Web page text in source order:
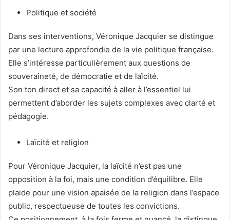
Politique et société
Dans ses interventions, Véronique Jacquier se distingue
par une lecture approfondie de la vie politique française.
Elle s’intéresse particulièrement aux questions de
souveraineté, de démocratie et de laïcité.
Son ton direct et sa capacité à aller à l’essentiel lui
permettent d’aborder les sujets complexes avec clarté et
pédagogie.
Laïcité et religion
Pour Véronique Jacquier, la laïcité n’est pas une
opposition à la foi, mais une condition d’équilibre. Elle
plaide pour une vision apaisée de la religion dans l’espace
public, respectueuse de toutes les convictions.